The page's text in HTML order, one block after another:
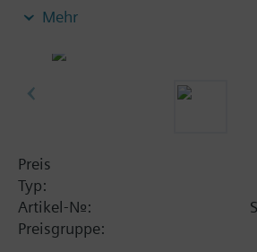
Erweiterungsmodulen. Diese
Erweiterungsmodule können über
Programmierung der universellen
Erweiterungsmodulen zur
Anzahl der I/Os werden in
spezifische Applikation benötigten
gewählt. Erweiterungs-I/O-
Mehr
Preis
Typ:
Artikel-Nr.:
Preisgruppe: